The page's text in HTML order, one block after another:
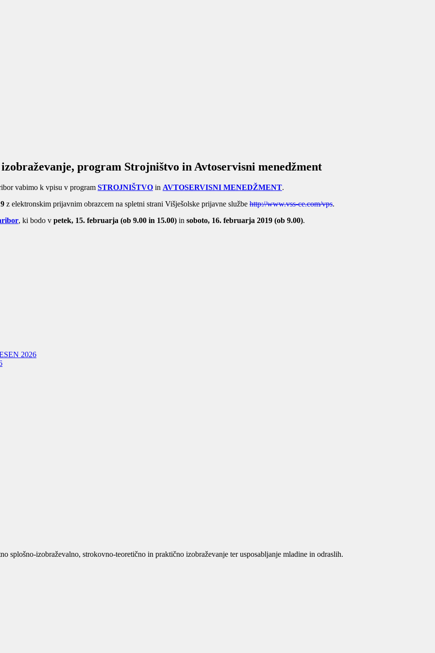
program Strojništvo in Avtoservisni menedžment
vabimo k vpisu v program STROJNIŠTVO in AVTOSERVISNI MENEDŽMENT.
z elektronskim prijavnim obrazcem na spletni strani Višješolske prijavne službe http://www.vss-ce.com/vps.
, ki bodo v petek, 15. februarja (ob 9.00 in 15.00) in soboto, 16. februarja 2019 (ob 9.00).
2026
splošno-izobraževalno, strokovno-teoretično in praktično izobraževanje ter usposabljanje mladine in odraslih.